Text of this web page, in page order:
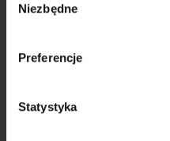
zgody
Niezbędne
Preferencje
Statystyka
Przewodnik po